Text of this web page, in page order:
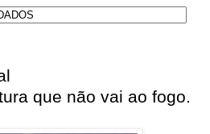
que não vai ao fogo.